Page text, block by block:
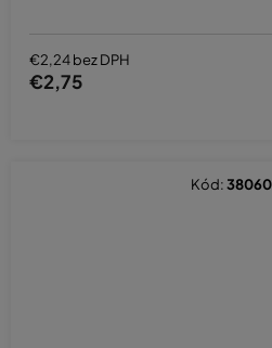
€2,24 bez DPH
€2,75
Kód: